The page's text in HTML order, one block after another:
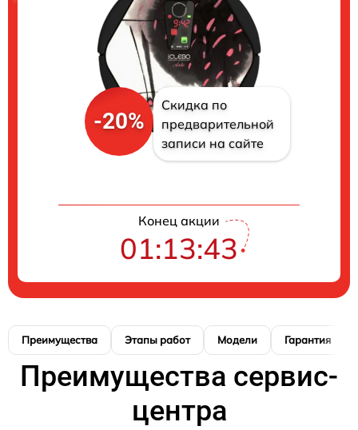
-20%
Скидка по
предварительной
записи на сайте
Конец акции
01:13:42
Преимущества Этапы работ Модели Гарантия
Преимущества сервис-
центра